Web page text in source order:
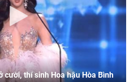
cười, thí sinh Hoa hậu Hòa Bình